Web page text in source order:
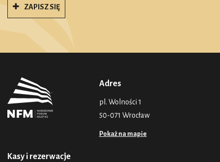
ZAPISZ SIĘ
Adres
pl. Wolności 1
50-071 Wrocław
Pokaż na mapie
Kasy i rezerwacje